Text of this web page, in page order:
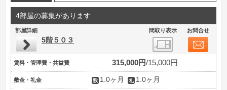
4部屋の募集があります
部屋詳細 間取り表示 お問合せ
5階５０３
賃料・管理費・共益費 315,000円 15,000円
敷金・礼金 1.0ヶ月 1.0ヶ月